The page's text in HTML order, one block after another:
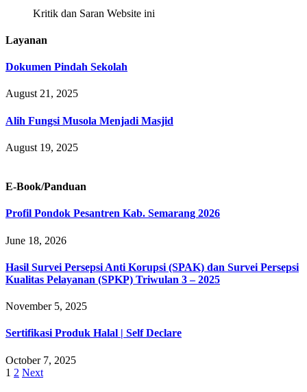
Kritik dan Saran Website ini
Layanan
Dokumen Pindah Sekolah
August 21, 2025
Alih Fungsi Musola Menjadi Masjid
August 19, 2025
E-Book/Panduan
Profil Pondok Pesantren Kab. Semarang 2026
June 18, 2026
Hasil Survei Persepsi Anti Korupsi (SPAK) dan Survei Persepsi
Kualitas Pelayanan (SPKP) Triwulan 3 – 2025
November 5, 2025
Sertifikasi Produk Halal | Self Declare
October 7, 2025
1 2 Next